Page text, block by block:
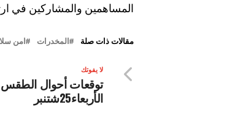
المساهمين والمشاركين في
مقالات ذات صلة المخدرات امن سلا
لا يفوتك
توقعات أحوال الطقس
الأربعاء25شتنبر